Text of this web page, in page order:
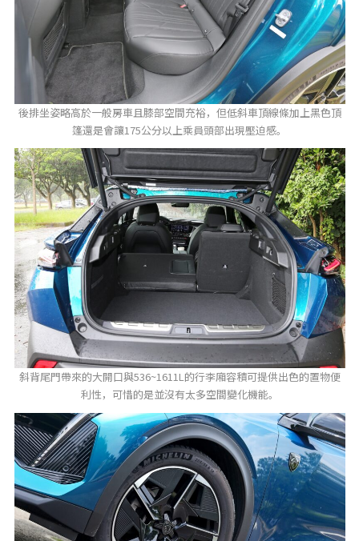
後排坐姿略高於一般房車且膝部空間充裕，但低斜車頂線條加上黑色頂
篷還是會讓175公分以上乘員頭部出現壓迫感。
斜背尾門帶來的大開口與536~1611L的行李廂容積可提供出色的置物便
利性，可惜的是並沒有太多空間變化機能。